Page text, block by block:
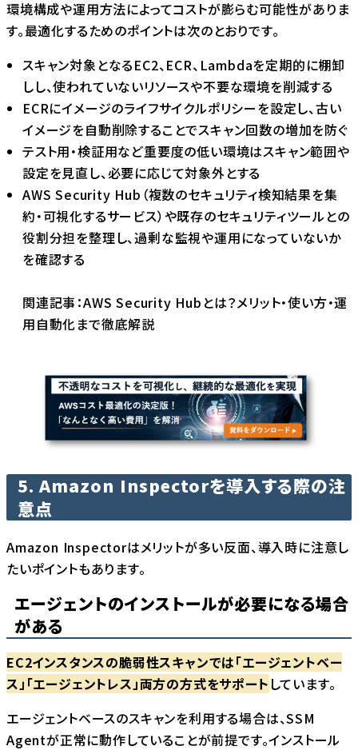
環境構成や運用方法によってコストが膨らむ可能性がありま
す。最適化するためのポイントは次のとおりです。
スキャン対象となるEC2、ECR、Lambdaを定期的に棚卸
しし、使われていないリソースや不要な環境を削減する
ECRにイメージのライフサイクルポリシーを設定し、古い
イメージを自動削除することでスキャン回数の増加を防ぐ
テスト用・検証用など重要度の低い環境はスキャン範囲や
設定を見直し、必要に応じて対象外とする
AWS Security Hub（複数のセキュリティ検知結果を集
約・可視化するサービス）や既存のセキュリティツールとの
役割分担を整理し、過剰な監視や運用になっていないか
を確認する
関連記事：AWS Security Hubとは？メリット・使い方・運
用自動化まで徹底解説
5. Amazon Inspectorを導入する際の注
意点
Amazon Inspectorはメリットが多い反面、導入時に注意し
たいポイントもあります。
エージェントのインストールが必要になる場合
がある
EC2インスタンスの脆弱性スキャンでは「エージェントベー
ス」「エージェントレス」両方の方式をサポート しています。
エージェントベースのスキャンを利用する場合は、SSM
Agentが正常に動作していることが前提です。インストール